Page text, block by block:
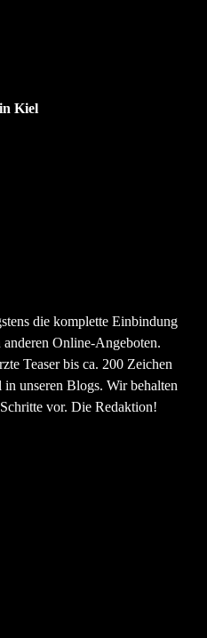
Kiel
die komplette Einbindung
Online-Angeboten.
Teaser bis ca. 200 Zeichen
unseren Blogs. Wir behalten
vor. Die Redaktion!